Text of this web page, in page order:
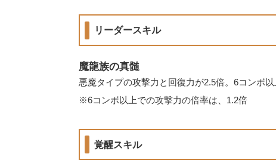
リーダースキル
魔龍族の真髄
悪魔タイプの攻撃力と回復力が2.5倍。6コンボ
※6コンボ以上での攻撃力の倍率は、1.2倍
覚醒スキル